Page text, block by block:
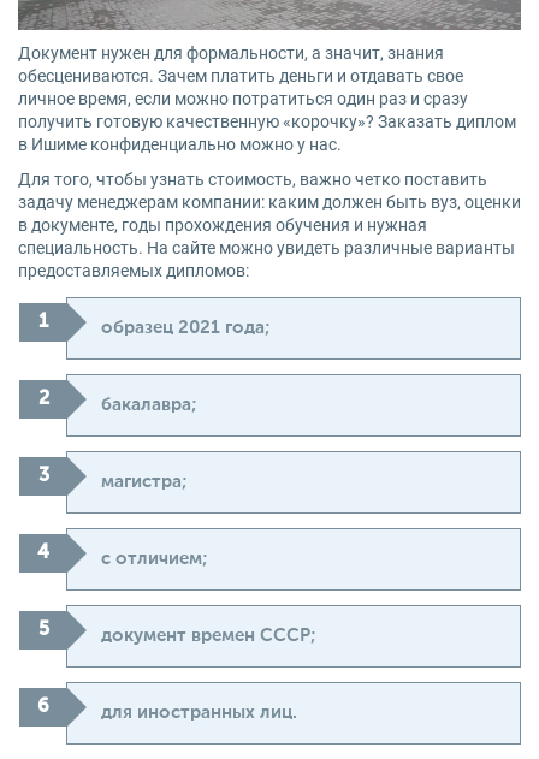
Документ нужен для формальности, а значит, знания
обесцениваются. Зачем платить деньги и отдавать свое
личное время, если можно потратиться один раз и сразу
получить готовую качественную «корочку»? Заказать диплом
в Ишиме конфиденциально можно у нас.
Для того, чтобы узнать стоимость, важно четко поставить
задачу менеджерам компании: каким должен быть вуз, оценки
в документе, годы прохождения обучения и нужная
специальность. На сайте можно увидеть различные варианты
предоставляемых дипломов:
образец 2021 года;
бакалавра;
магистра;
с отличием;
документ времен СССР;
для иностранных лиц.